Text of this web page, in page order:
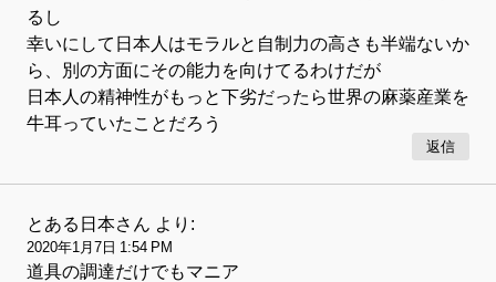
るし
幸いにして日本人はモラルと自制力の高さも半端ないか
ら、別の方面にその能力を向けてるわけだが
日本人の精神性がもっと下劣だったら世界の麻薬産業を
牛耳っていたことだろう
返信
とある日本さん より:
2020年1月7日 1:54 PM
道具の調達だけでもマニア